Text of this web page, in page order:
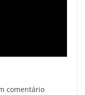
comentário